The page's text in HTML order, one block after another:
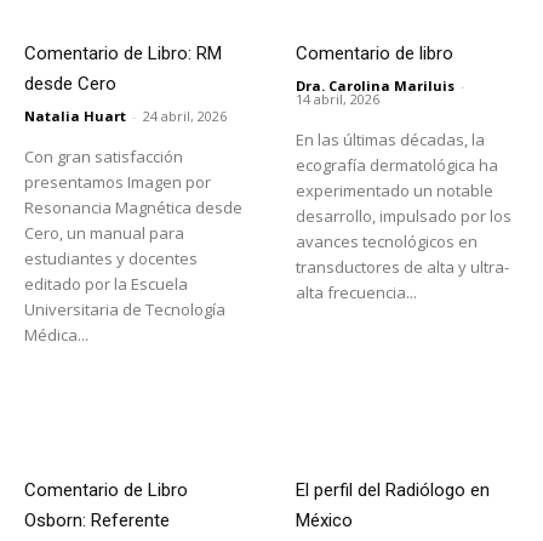
Comentario de Libro: RM
desde Cero
Natalia Huart - 24 abril, 2026
Con gran satisfacción
presentamos Imagen por
Resonancia Magnética desde
Cero, un manual para
estudiantes y docentes
editado por la Escuela
Universitaria de Tecnología
Médica...
Comentario de libro
Dra. Carolina Mariluis -
14 abril, 2026
En las últimas décadas, la
ecografía dermatológica ha
experimentado un notable
desarrollo, impulsado por los
avances tecnológicos en
transductores de alta y ultra-
alta frecuencia...
Comentario de Libro
Osborn: Referente
El perfil del Radiólogo en
México